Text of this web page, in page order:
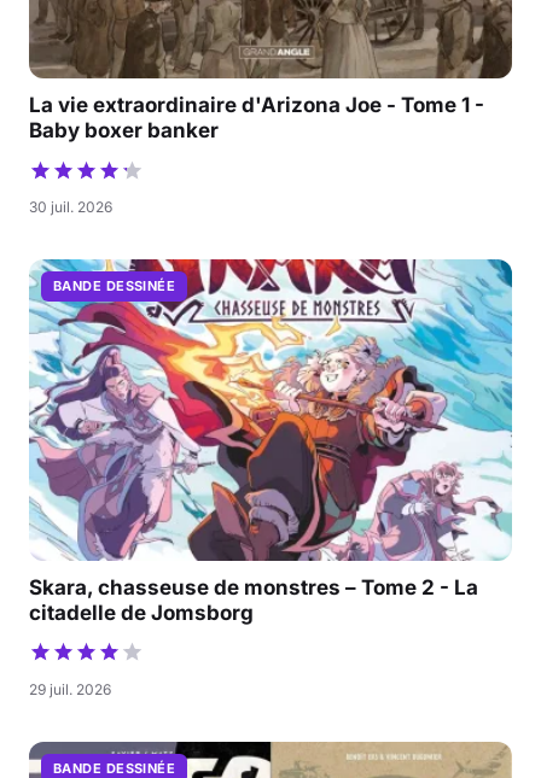
La vie extraordinaire d'Arizona Joe - Tome 1 -
Baby boxer banker
30 juil. 2026
BANDE DESSINÉE
Skara, chasseuse de monstres – Tome 2 - La
citadelle de Jomsborg
29 juil. 2026
BANDE DESSINÉE